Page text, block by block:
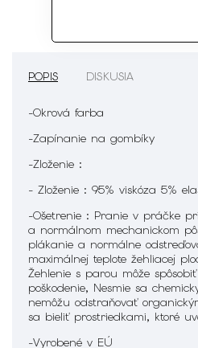
POPIS DISKUSIA
-Okrová farba
-Zapínanie na gombíky
-Zloženie :
- Zloženie : 95% viskóza 5%
-Ošetrenie : Pranie v práčke
a normálnom mechanickom
plákanie a normálne
maximálnej teplote žehliacej
Žehlenie s parou môže
poškodenie, Nesmie sa
nemôžu odstraňovať
sa bieliť prostriedkami, ktoré
-Vyrobené v EÚ